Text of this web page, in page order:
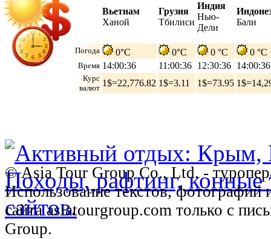
Вьетнам
Ханой
Грузия
Тбилиси
Индия
Нью-
Дели
Бали
Погода 0°C 0°C 0 °C 0 °C
Время 14:00:37 11:00:37 12:30:37 14:00:37
Курс
валют 1$=22,776.82 1$=3.11 1$=73.95
© Asia Tour Group Co., Ltd. -
Использование текстов,
сайта asiatourgroup.com только с
Group.